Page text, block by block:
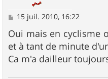
M
s
s
a
g
e
15 juil. 2010, 16:22
Oui mais en cyclisme
et à tant de minute
Ca m'a dailleur